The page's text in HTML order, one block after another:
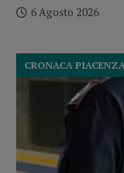
6 Agosto 2026
CRONACA PIACENZA